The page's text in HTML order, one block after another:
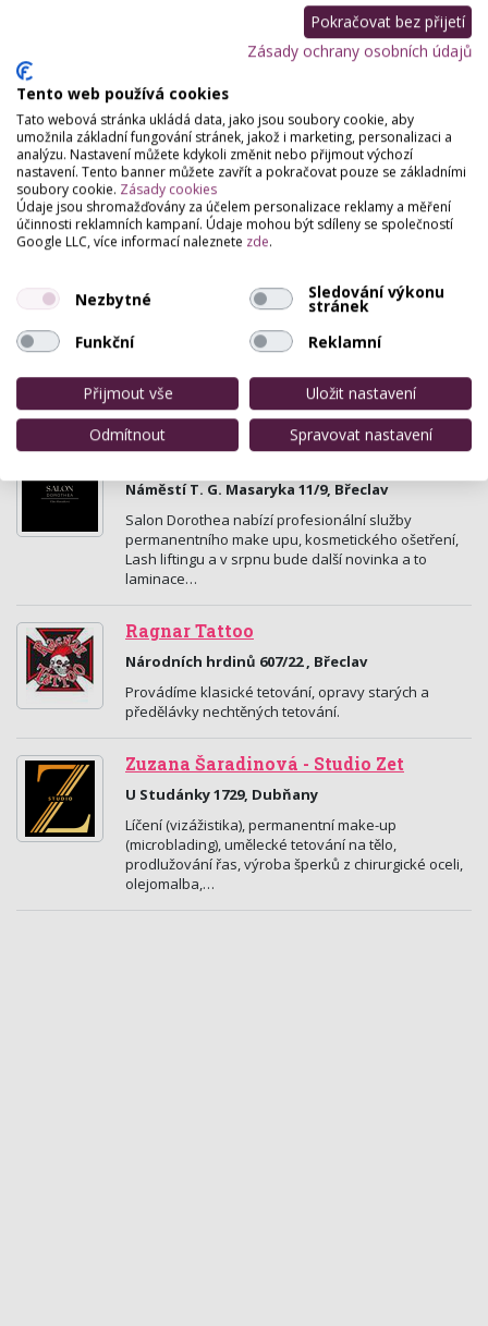
Salon Framesi
pánské bez objednání - dětské tel. 608 222 972, 702
451 025 * Kosmetika a pernamentni make-up-704…
Salon Dorothea - Klára Matoušková
Náměstí T. G. Masaryka 11/9, Břeclav
Salon Dorothea nabízí profesionální služby
permanentního make upu, kosmetického ošetření,
Lash liftingu a v srpnu bude další novinka a to
laminace…
Ragnar Tattoo
Národních hrdinů 607/22 , Břeclav
Provádíme klasické tetování, opravy starých a
předělávky nechtěných tetování.
Zuzana Šaradinová - Studio Zet
U Studánky 1729, Dubňany
Líčení (vizážistika), permanentní make-up
(microblading), umělecké tetování na tělo,
prodlužování řas, výroba šperků z chirurgické oceli,
olejomalba,…
Pokračovat bez přijetí
Zásady ochrany osobních údajů
Tento web používá cookies
Tato webová stránka ukládá data, jako jsou soubory cookie, aby
umožnila základní fungování stránek, jakož i marketing, personalizaci a
analýzu. Nastavení můžete kdykoli změnit nebo přijmout výchozí
nastavení. Tento banner můžete zavřít a pokračovat pouze se základními
soubory cookie. Zásady cookies
Údaje jsou shromažďovány za účelem personalizace reklamy a měření
účinnosti reklamních kampaní. Údaje mohou být sdíleny se společností
Google LLC, více informací naleznete zde.
Nezbytné Sledování výkonu
stránek
Funkční
Reklamní
Přijmout vše
Uložit nastavení
Odmítnout
Spravovat nastavení